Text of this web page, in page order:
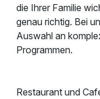
die Ihrer Familie
genau richtig. Bei
Auswahl an
Programmen.
Restaurant und